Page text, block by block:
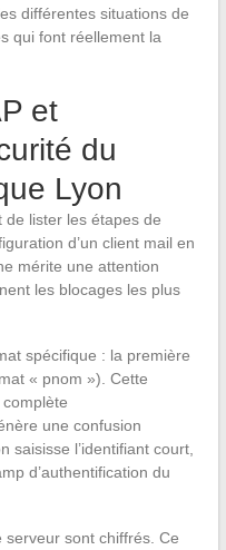
différentes situations de
qui font réellement la
et
du
Lyon
lister les étapes de
d’un client mail en
mérite une attention
les blocages les plus
spécifique : la première
« pnom »). Cette
une confusion
saisisse l’identifiant court,
d’authentification du
sont chiffrés. Ce